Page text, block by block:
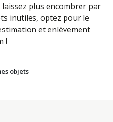
laissez plus encombrer par
inutiles, optez pour le
et enlèvement
!
objets